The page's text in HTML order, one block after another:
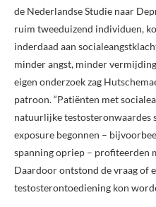
de Nederlandse Studie naar
ruim tweeduizend individuen,
inderdaad aan
minder angst, minder
eigen onderzoek zag
patroon. “Patiënten met
natuurlijke testosteronwaardes
exposure begonnen –
spanning opriep – profiteerden
Daardoor ontstond de vraag of
testosterontoediening kon